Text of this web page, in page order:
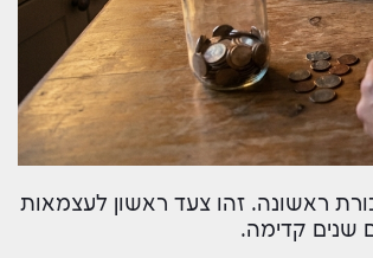
ראשונה. זהו צעד ראשון לעצמאות
שנים קדימה.